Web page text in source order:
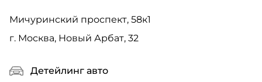
Мичуринский проспект, 58к1
г. Москва, Новый Арбат, 32
Детейлинг авто